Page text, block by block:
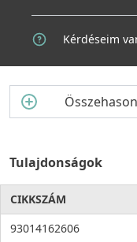
Kérdéseim
Tulajdonságok
CIKKSZÁM
93014162606